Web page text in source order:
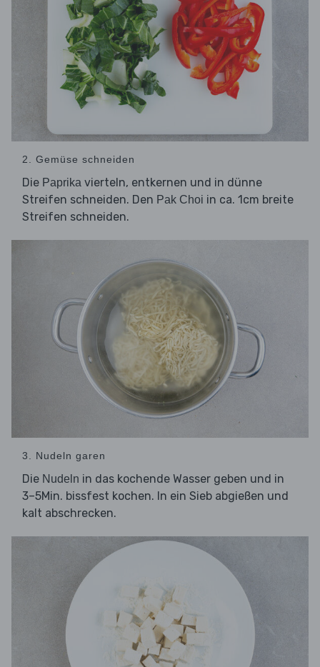
2. Gemüse schneiden
Die Paprika vierteln, entkernen und in dünne
Streifen schneiden. Den Pak Choi in ca. 1cm breite
Streifen schneiden.
3. Nudeln garen
Die Nudeln in das kochende Wasser geben und in
3–5Min. bissfest kochen. In ein Sieb abgießen und
kalt abschrecken.